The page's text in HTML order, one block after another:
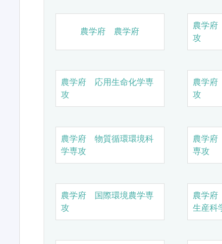
農学府 農学府
農学
攻
農学府 応用生命化学専
攻
農学
攻
農学府 物質循環環境科
学専攻
農学
専攻
農学府 国際環境農学専
攻
農学
生産科